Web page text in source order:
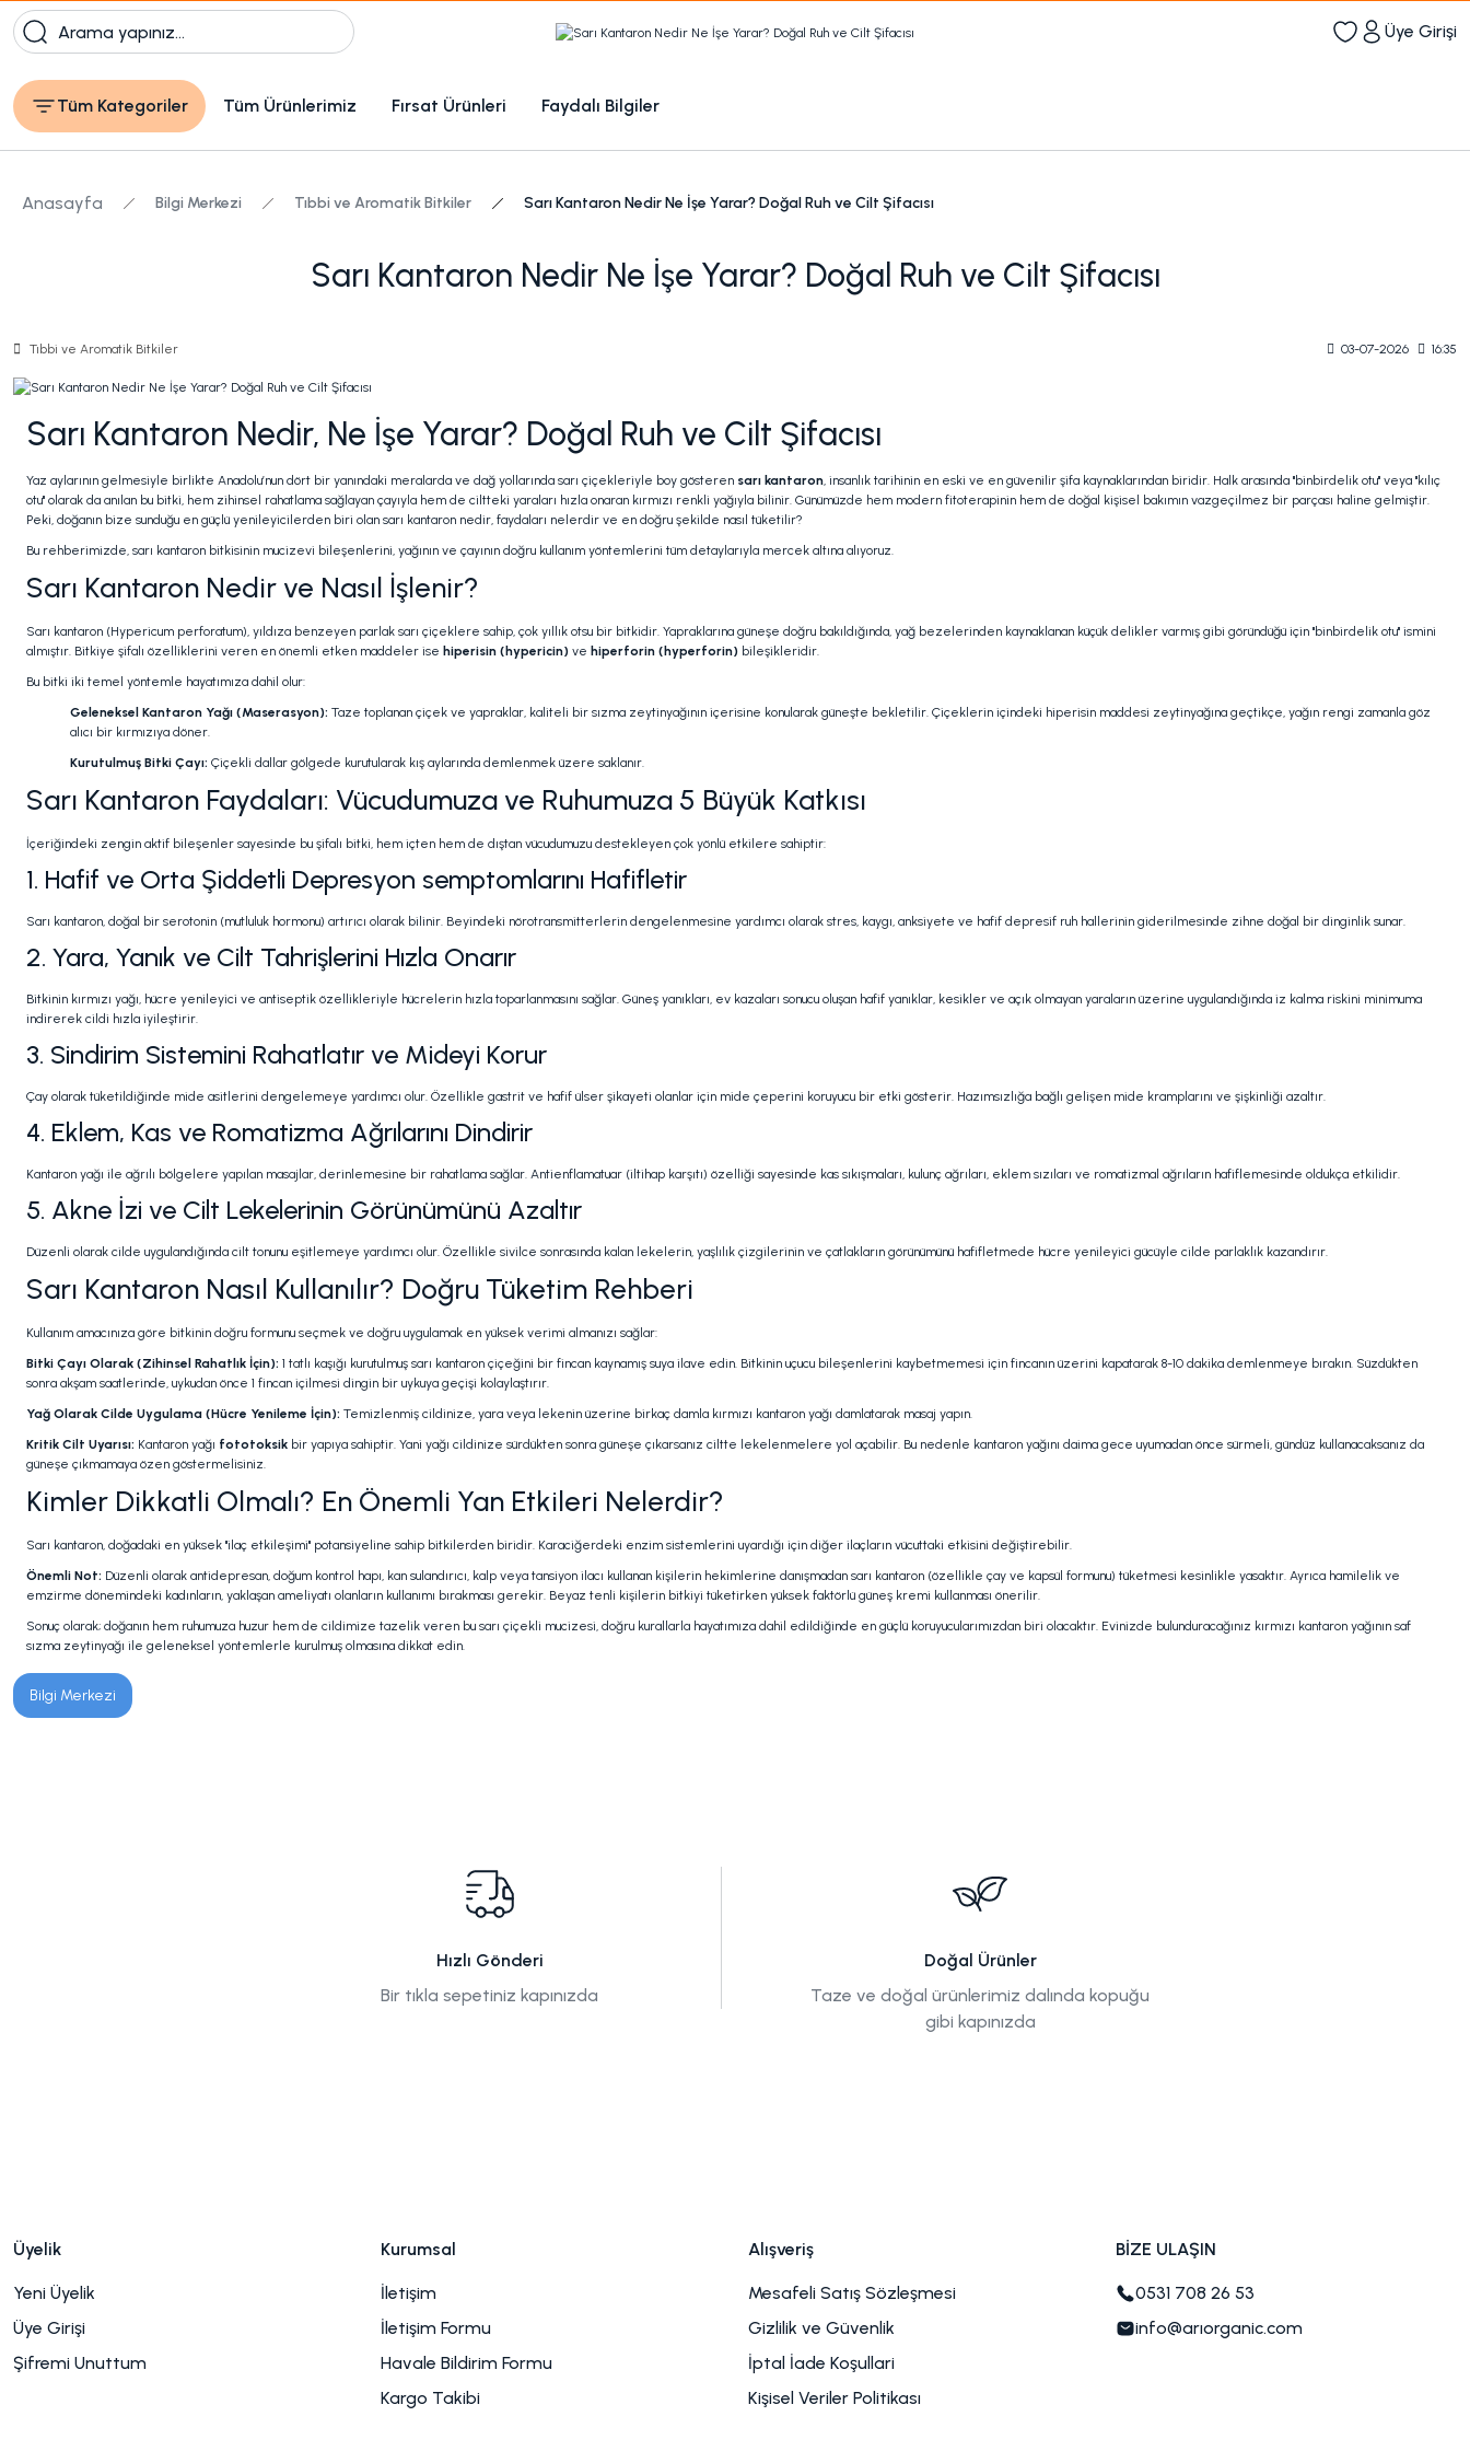
1000 TL Üzeri Ücretsiz Kargo
Kampanyalı Ürünleri Görüntüle
Üye Girişi
Tüm Kategoriler Tüm Ürünlerimiz Fırsat Ürünleri Faydalı Bilgiler
Anasayfa Bilgi Merkezi Tıbbi ve Aromatik Bitkiler Sarı Kantaron Nedir Ne İşe Yarar? Doğal Ruh ve Cilt Şifacısı
Sarı Kantaron Nedir Ne İşe Yarar? Doğal Ruh ve Cilt Şifacısı
Tıbbi ve Aromatik Bitkiler 03-07-2026 16:35
Sarı Kantaron Nedir, Ne İşe Yarar? Doğal Ruh ve Cilt Şifacısı
Yaz aylarının gelmesiyle birlikte Anadolu’nun dört bir yanındaki meralarda ve dağ yollarında sarı çiçekleriyle boy gösteren sarı kantaron, insanlık tarihinin en eski ve en güvenilir şifa kaynaklarından biridir. Halk arasında "binbirdelik otu" veya "kılıç
otu" olarak da anılan bu bitki, hem zihinsel rahatlama sağlayan çayıyla hem de ciltteki yaraları hızla onaran kırmızı renkli yağıyla bilinir. Günümüzde hem modern fitoterapinin hem de doğal kişisel bakımın vazgeçilmez bir parçası haline gelmiştir.
Peki, doğanın bize sunduğu en güçlü yenileyicilerden biri olan sarı kantaron nedir, faydaları nelerdir ve en doğru şekilde nasıl tüketilir?
Bu rehberimizde, sarı kantaron bitkisinin mucizevi bileşenlerini, yağının ve çayının doğru kullanım yöntemlerini tüm detaylarıyla mercek altına alıyoruz.
Sarı Kantaron Nedir ve Nasıl İşlenir?
Sarı kantaron (Hypericum perforatum), yıldıza benzeyen parlak sarı çiçeklere sahip, çok yıllık otsu bir bitkidir. Yapraklarına güneşe doğru bakıldığında, yağ bezelerinden kaynaklanan küçük delikler varmış gibi göründüğü için "binbirdelik otu" ismini
almıştır. Bitkiye şifalı özelliklerini veren en önemli etken maddeler ise hiperisin (hypericin) ve hiperforin (hyperforin) bileşikleridir.
Bu bitki iki temel yöntemle hayatımıza dahil olur:
Geleneksel Kantaron Yağı (Maserasyon): Taze toplanan çiçek ve yapraklar, kaliteli bir sızma zeytinyağının içerisine konularak güneşte bekletilir. Çiçeklerin içindeki hiperisin maddesi zeytinyağına geçtikçe, yağın rengi zamanla göz
alıcı bir kırmızıya döner.
Kurutulmuş Bitki Çayı: Çiçekli dallar gölgede kurutularak kış aylarında demlenmek üzere saklanır.
Sarı Kantaron Faydaları: Vücudumuza ve Ruhumuza 5 Büyük Katkısı
İçeriğindeki zengin aktif bileşenler sayesinde bu şifalı bitki, hem içten hem de dıştan vücudumuzu destekleyen çok yönlü etkilere sahiptir:
1. Hafif ve Orta Şiddetli Depresyon semptomlarını Hafifletir
Sarı kantaron, doğal bir serotonin (mutluluk hormonu) artırıcı olarak bilinir. Beyindeki nörotransmitterlerin dengelenmesine yardımcı olarak stres, kaygı, anksiyete ve hafif depresif ruh hallerinin giderilmesinde zihne doğal bir dinginlik sunar.
2. Yara, Yanık ve Cilt Tahrişlerini Hızla Onarır
Bitkinin kırmızı yağı, hücre yenileyici ve antiseptik özellikleriyle hücrelerin hızla toparlanmasını sağlar. Güneş yanıkları, ev kazaları sonucu oluşan hafif yanıklar, kesikler ve açık olmayan yaraların üzerine uygulandığında iz kalma riskini minimuma
indirerek cildi hızla iyileştirir.
3. Sindirim Sistemini Rahatlatır ve Mideyi Korur
Çay olarak tüketildiğinde mide asitlerini dengelemeye yardımcı olur. Özellikle gastrit ve hafif ülser şikayeti olanlar için mide çeperini koruyucu bir etki gösterir. Hazımsızlığa bağlı gelişen mide kramplarını ve şişkinliği azaltır.
4. Eklem, Kas ve Romatizma Ağrılarını Dindirir
Kantaron yağı ile ağrılı bölgelere yapılan masajlar, derinlemesine bir rahatlama sağlar. Antienflamatuar (iltihap karşıtı) özelliği sayesinde kas sıkışmaları, kulunç ağrıları, eklem sızıları ve romatizmal ağrıların hafiflemesinde oldukça etkilidir.
5. Akne İzi ve Cilt Lekelerinin Görünümünü Azaltır
Düzenli olarak cilde uygulandığında cilt tonunu eşitlemeye yardımcı olur. Özellikle sivilce sonrasında kalan lekelerin, yaşlılık çizgilerinin ve çatlakların görünümünü hafifletmede hücre yenileyici gücüyle cilde parlaklık kazandırır.
Sarı Kantaron Nasıl Kullanılır? Doğru Tüketim Rehberi
Kullanım amacınıza göre bitkinin doğru formunu seçmek ve doğru uygulamak en yüksek verimi almanızı sağlar:
Bitki Çayı Olarak (Zihinsel Rahatlık İçin): 1 tatlı kaşığı kurutulmuş sarı kantaron çiçeğini bir fincan kaynamış suya ilave edin. Bitkinin uçucu bileşenlerini kaybetmemesi için fincanın üzerini kapatarak 8-10 dakika demlenmeye bırakın. Süzdükten
sonra akşam saatlerinde, uykudan önce 1 fincan içilmesi dingin bir uykuya geçişi kolaylaştırır.
Yağ Olarak Cilde Uygulama (Hücre Yenileme İçin): Temizlenmiş cildinize, yara veya lekenin üzerine birkaç damla kırmızı kantaron yağı damlatarak masaj yapın.
Kritik Cilt Uyarısı: Kantaron yağı fototoksik bir yapıya sahiptir. Yani yağı cildinize sürdükten sonra güneşe çıkarsanız ciltte lekelenmelere yol açabilir. Bu nedenle kantaron yağını daima gece uyumadan önce sürmeli, gündüz kullanacaksanız da
güneşe çıkmamaya özen göstermelisiniz.
Kimler Dikkatli Olmalı? En Önemli Yan Etkileri Nelerdir?
Sarı kantaron, doğadaki en yüksek "ilaç etkileşimi" potansiyeline sahip bitkilerden biridir. Karaciğerdeki enzim sistemlerini uyardığı için diğer ilaçların vücuttaki etkisini değiştirebilir.
Önemli Not: Düzenli olarak antidepresan, doğum kontrol hapı, kan sulandırıcı, kalp veya tansiyon ilacı kullanan kişilerin hekimlerine danışmadan sarı kantaron (özellikle çay ve kapsül formunu) tüketmesi kesinlikle yasaktır. Ayrıca hamilelik ve
emzirme dönemindeki kadınların, yaklaşan ameliyatı olanların kullanımı bırakması gerekir. Beyaz tenli kişilerin bitkiyi tüketirken yüksek faktörlü güneş kremi kullanması önerilir.
Sonuç olarak; doğanın hem ruhumuza huzur hem de cildimize tazelik veren bu sarı çiçekli mucizesi, doğru kurallarla hayatımıza dahil edildiğinde en güçlü koruyucularımızdan biri olacaktır. Evinizde bulunduracağınız kırmızı kantaron yağının saf
sızma zeytinyağı ile geleneksel yöntemlerle kurulmuş olmasına dikkat edin.
Bilgi Merkezi
Hızlı Gönderi
Bir tıkla sepetiniz kapınızda
Doğal Ürünler
Taze ve doğal ürünlerimiz dalında kopuğu
gibi kapınızda
Üyelik
Yeni Üyelik
Üye Girişi
Şifremi Unuttum
Kurumsal
İletişim
İletişim Formu
Havale Bildirim Formu
Kargo Takibi
Alışveriş
Mesafeli Satış Sözleşmesi
Gizlilik ve Güvenlik
İptal İade Koşullari
Kişisel Veriler Politikası
BİZE ULAŞIN
0531 708 26 53
info@arıorganic.com